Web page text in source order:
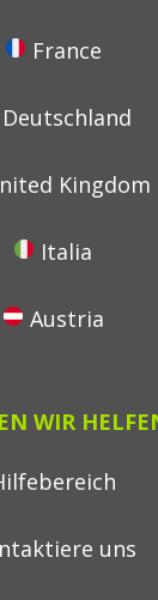
France
Deutschland
Kingdom
Italia
Austria
WIR
uns